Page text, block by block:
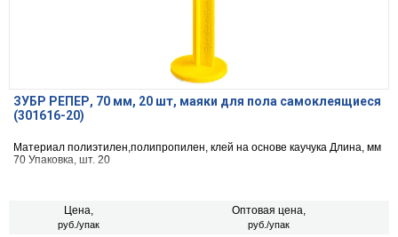
ЗУБР РЕПЕР, 70 мм, 20 шт, маяки для пола самоклеящиеся
(301616-20)
Материал полиэтилен,полипропилен, клей на основе каучука Длина, мм
70 Упаковка, шт. 20
Цена,
руб./упак
Оптовая цена,
руб./упак